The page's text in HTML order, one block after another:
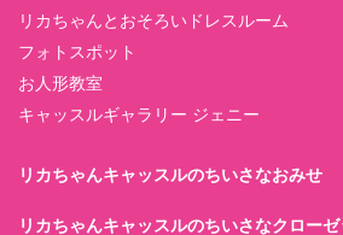
リカちゃんとおそろいドレスルーム
フォトスポット
お人形教室
キャッスルギャラリー ジェニー
リカちゃんキャッスルのちいさなおみせ
リカちゃんキャッスルのちいさなクロー